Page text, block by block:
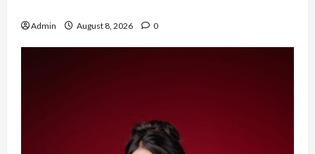
Admin August 8, 2026 0